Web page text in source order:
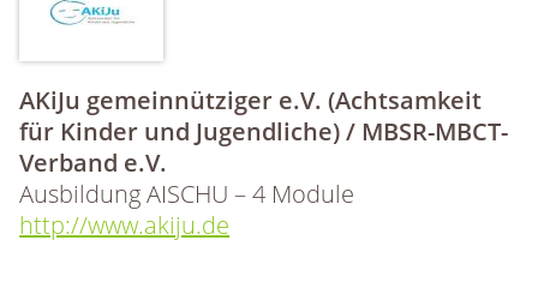
AKiJu gemeinnütziger e.V. (Achtsamkeit
für Kinder und Jugendliche) / MBSR-MBCT-
Verband e.V.
Ausbildung AISCHU – 4 Module
http://www.akiju.de